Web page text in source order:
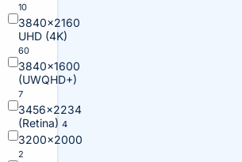
10
3840×2160
UHD (4K)
60
3840×1600
(UWQHD+)
7
3456×2234
(Retina) 4
3200×2000
2